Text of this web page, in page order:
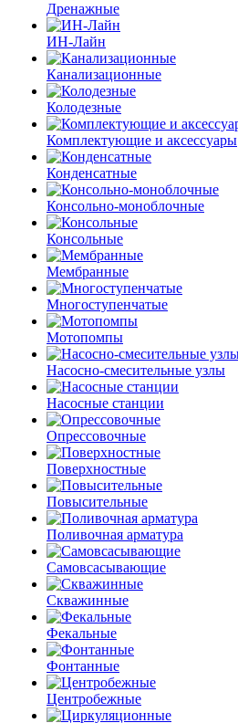
Дренажные
ИН-Лайн
Канализационные
Колодезные
Комплектующие и аксессуары
Конденсатные
Консольно-моноблочные
Консольные
Мембранные
Многоступенчатые
Мотопомпы
Насосно-смесительные узлы
Насосные станции
Опрессовочные
Поверхностные
Повысительные
Поливочная арматура
Самовсасывающие
Скважинные
Фекальные
Фонтанные
Центробежные